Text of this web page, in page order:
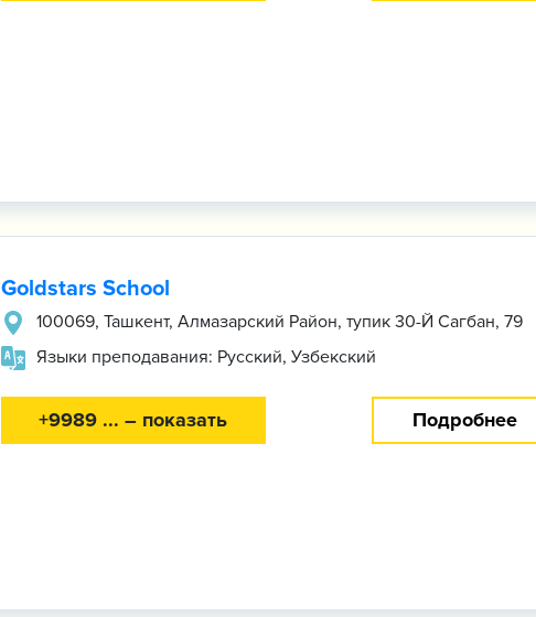
Goldstars School
100069, Ташкент, Алмазарский Район, тупик 30-Й Сагбан, 79
Языки преподавания: Русский, Узбекский
+9989 ... – показать Подробнее